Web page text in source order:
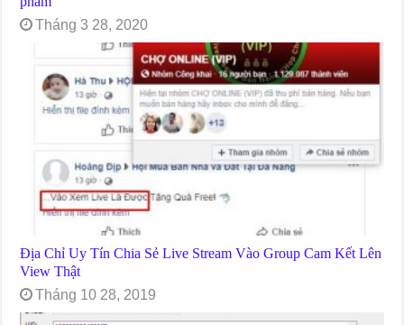
Tháng 3 28, 2020
Địa Chỉ Uy Tín Chia Sẻ Live Stream Vào Group Cam Kết Lên
View Thật
Tháng 10 28, 2019